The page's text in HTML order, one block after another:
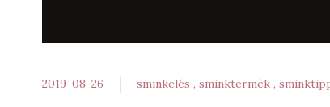
2019-08-26 sminkelés sminktermék